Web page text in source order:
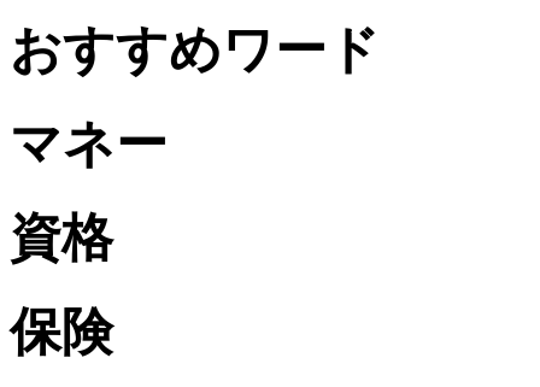
おすすめワード
マネー
資格
保険